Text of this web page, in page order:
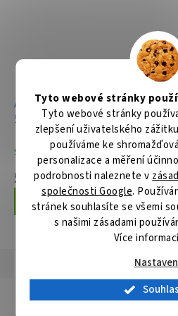
Tyto webové stránky
Tyto webové stránky
zlepšení uživatelského
používáme ke
personalizace a měření
podrobnosti naleznete v
společnosti Google.
stránek souhlasíte se všemi
s našimi zásadami
Více
Aku rotační leštička
50/75mm Li-ion LXT
18V,bez aku Z
Skladem
5 535 Kč
Do košíku
Diskuze
Detailní popis produktu